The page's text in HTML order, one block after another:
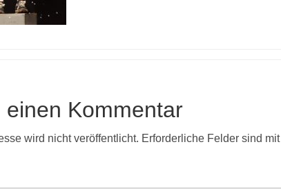
einen Kommentar
wird nicht veröffentlicht. Erforderliche Felder sind mit